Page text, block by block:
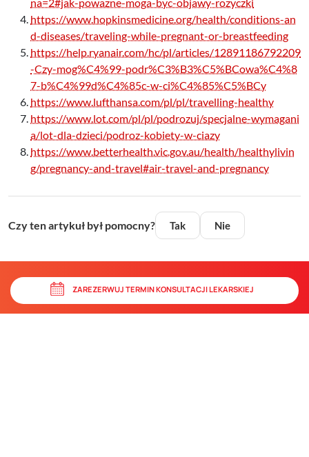
https://www.hopkinsmedicine.org/health/conditions-an
d-diseases/traveling-while-pregnant-or-breastfeeding
https://help.ryanair.com/hc/pl/articles/12891186792209
-Czy-mog%C4%99-podr%C3%B3%C5%BCowa%C4%8
7-b%C4%99d%C4%85c-w-ci%C4%85%C5%BCy
https://www.lufthansa.com/pl/pl/travelling-healthy
https://www.lot.com/pl/pl/podrozuj/specjalne-wymagani
a/lot-dla-dzieci/podroz-kobiety-w-ciazy
https://www.betterhealth.vic.gov.au/health/healthylivin
g/pregnancy-and-travel#air-travel-and-pregnancy
Czy ten artykuł był pomocny? Tak Nie
ZAREZERWUJ TERMIN KONSULTACJI LEKARSKIEJ